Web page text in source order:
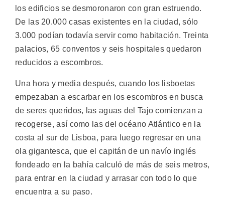
los edificios se desmoronaron con gran estruendo.
De las 20.000 casas existentes en la ciudad, sólo
3.000 podían todavía servir como habitación. Treinta
palacios, 65 conventos y seis hospitales quedaron
reducidos a escombros.
Una hora y media después, cuando los lisboetas
empezaban a escarbar en los escombros en busca
de seres queridos, las aguas del Tajo comienzan a
recogerse, así como las del océano Atlántico en la
costa al sur de Lisboa, para luego regresar en una
ola gigantesca, que el capitán de un navío inglés
fondeado en la bahía calculó de más de seis metros,
para entrar en la ciudad y arrasar con todo lo que
encuentra a su paso.